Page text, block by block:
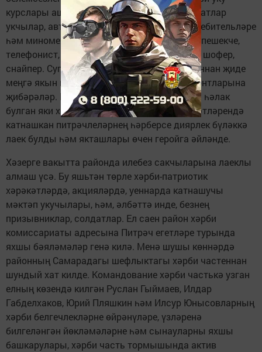
курслары аша хәрби белгечләр әзерләү. Ир-атлар
укчылар, автоматчылар, миначы, танк истребительләре
һәм минометчылар булган. Хатын-кызлар - пешекче,
телефонист, радист, артиллерияче-зенитчы, шофер,
снайпер. Сугыш елларында Питрәч районыннан җиде
меңгә якын кешене Бөек Ватан сугышы фронтларына
җибәрәләр. Шуларның дүрт меңнән артыгы һәлак
булган яки хәбәрсез югалган. Сугыш хәрәкәтләрендә
катнашкан питрәчлеләрнең һәрберсе диярлек бүләккә
лаек булды һәм якташлары өчен геройга әйләнде.
Хәзерге вакытта районда илебез сакчыларына лаеклы
алмаш үсә. Бу яшьтән төрле хәрби-патриотик
хәрәкәтләрдә, акцияләрдә, уеннарда катнашучы
мәктәп укучылары, һәм, әлбәттә инде, безнең
призывниклар, солдатлар. Ел саен район хәрби
комиссариаты адресына Питрәч егетләре турында
яхшы бәяләмәләр генә килә. Менә шушы көннәрдә
районның Самарадагы шефлыктагы хәрби частеннан
шундый хат килде. Командование хәрби частькә узган
елның көзендә килгән Руслан Гыймаев, Илдар
Габделхаков, Юрий Пляшкин һәм Илсур Юнысовларның
хәрби белгечлекләрне өйрәнүләре, үзләренә
билгеләнгән йөкләмәләрне һәм сынауларны яхшы
башкарулары, хәрби часть тормышында актив